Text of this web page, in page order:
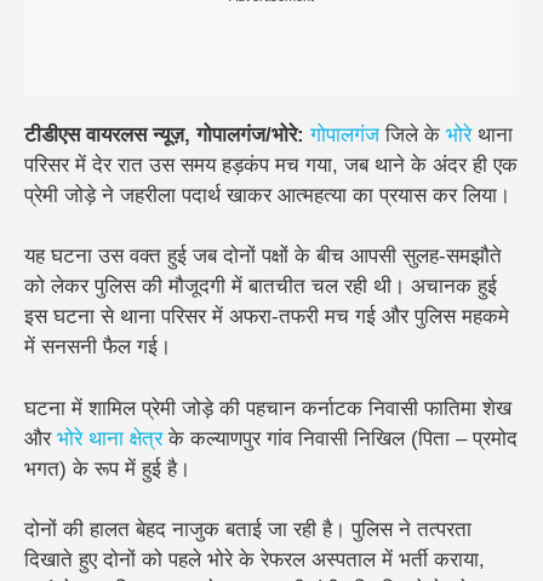
टीडीएस वायरलस न्यूज़, गोपालगंज/भोरे: गोपालगंजजिले के भोरेथाना
परिसर में देर रात उस समय हड़कंप मच गया, जब थाने के अंदर ही एक
प्रेमी जोड़े ने जहरीला पदार्थ खाकर आत्महत्या का प्रयास कर लिया।
यह घटना उस वक्त हुई जब दोनों पक्षों के बीच आपसी सुलह-समझौते
को लेकर पुलिस की मौजूदगी में बातचीत चल रही थी। अचानक हुई
इस घटना से थाना परिसर में अफरा-तफरी मच गई और पुलिस महकमे
में सनसनी फैल गई।
घटना में शामिल प्रेमी जोड़े की पहचान कर्नाटक निवासी फातिमा शेख
और भोरे थाना क्षेत्रके कल्याणपुर गांव निवासी निखिल (पिता – प्रमोद
भगत) के रूप में हुई है।
दोनों की हालत बेहद नाजुक बताई जा रही है। पुलिस ने तत्परता
दिखाते हुए दोनों को पहले भोरे के रेफरल अस्पताल में भर्ती कराया,